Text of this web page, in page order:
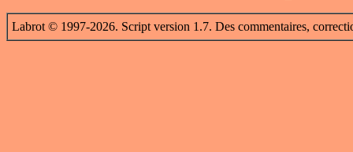
Labrot © 1997-2026. Script version 1.7. Des commentaires,